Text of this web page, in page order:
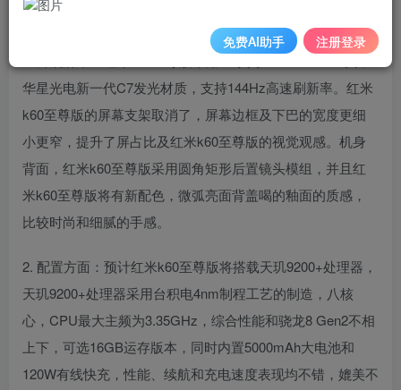
不小提升。
华星光电新一代C7发光材质，支持144Hz高速刷新率。红米
k60至尊版的屏幕支架取消了，屏幕边框及下巴的宽度更细
小更窄，提升了屏占比及红米k60至尊版的视觉观感。机身
背面，红米k60至尊版采用圆角矩形后置镜头模组，并且红
米k60至尊版将有新配色，微弧亮面背盖喝的釉面的质感，
比较时尚和细腻的手感。
2. 配置方面：预计红米k60至尊版将搭载天玑9200+处理器，
天玑9200+处理器采用台积电4nm制程工艺的制造，八核
心，CPU最大主频为3.35GHz，综合性能和骁龙8 Gen2不相
上下，可选16GB运存版本，同时内置5000mAh大电池和
120W有线快充，性能、续航和充电速度表现均不错，媲美不
免费AI助手 注册登录